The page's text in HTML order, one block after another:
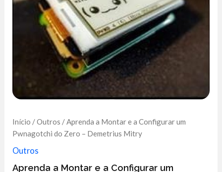
Início /Outros / Aprenda a Montar e a Configurar um
Pwnagotchi do Zero – Demetrius Mitry
Outros
Aprenda a Montar e a Configurar um